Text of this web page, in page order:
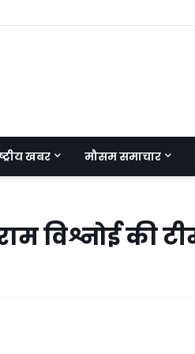
खबर मौसम समाचार
विश्नोई की